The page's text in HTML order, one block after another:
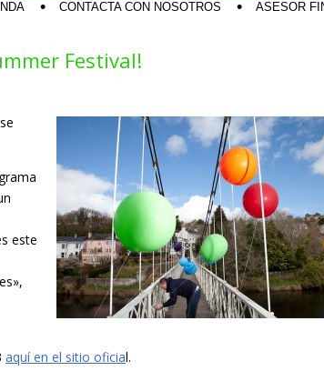
CONTACTA CON NOSOTROS ASESOR
Festival!
este
aquí en el sitio oficial.